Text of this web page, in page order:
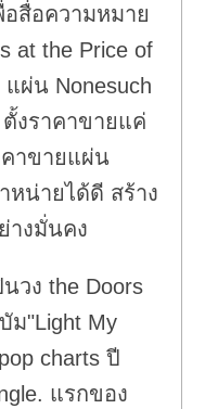
อสื่อความหมาย
at the Price of
แผ่น Nonesuch
งราคาขายแค่
คาขายแผ่น
หน่ายได้ดี สร้าง
างมั่นคง
วง the Doors
ม"Light My
charts ปี
แรกของ